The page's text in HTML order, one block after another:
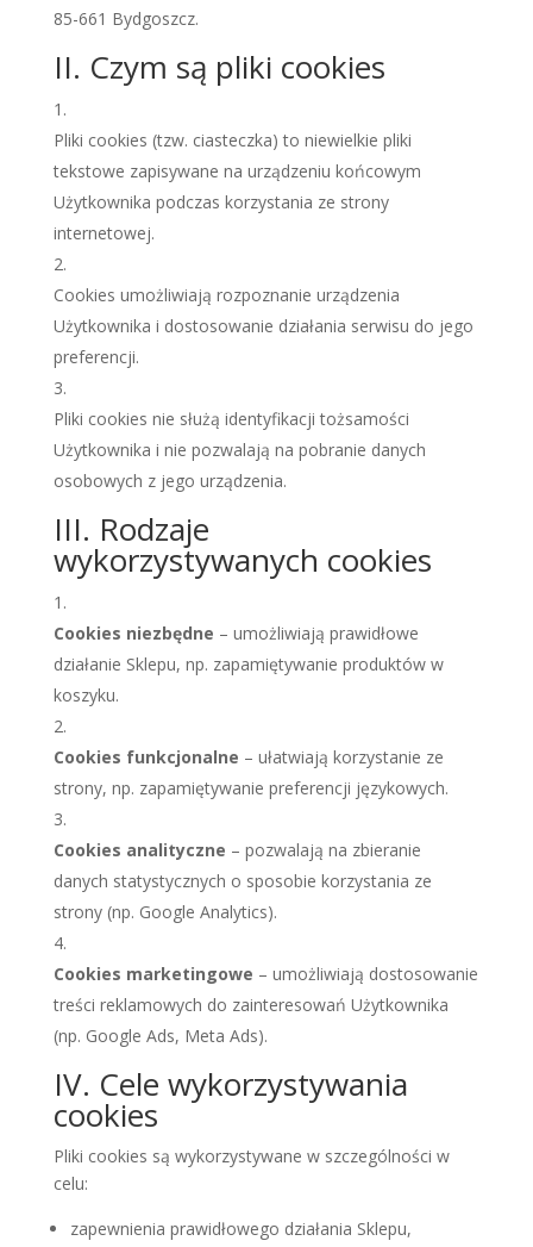
85-661 Bydgoszcz.
II. Czym są pliki cookies
Pliki cookies (tzw. ciasteczka) to niewielkie pliki
tekstowe zapisywane na urządzeniu końcowym
Użytkownika podczas korzystania ze strony
internetowej.
Cookies umożliwiają rozpoznanie urządzenia
Użytkownika i dostosowanie działania serwisu do jego
preferencji.
Pliki cookies nie służą identyfikacji tożsamości
Użytkownika i nie pozwalają na pobranie danych
osobowych z jego urządzenia.
III. Rodzaje
wykorzystywanych cookies
Cookies niezbędne – umożliwiają prawidłowe
działanie Sklepu, np. zapamiętywanie produktów w
koszyku.
Cookies funkcjonalne – ułatwiają korzystanie ze
strony, np. zapamiętywanie preferencji językowych.
Cookies analityczne – pozwalają na zbieranie
danych statystycznych o sposobie korzystania ze
strony (np. Google Analytics).
Cookies marketingowe – umożliwiają dostosowanie
treści reklamowych do zainteresowań Użytkownika
(np. Google Ads, Meta Ads).
IV. Cele wykorzystywania
cookies
Pliki cookies są wykorzystywane w szczególności w
celu:
zapewnienia prawidłowego działania Sklepu,